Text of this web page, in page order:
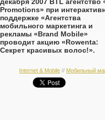
Promotions» при
поддержке «Агентства
мобильного маркетинга и
рекламы «Brand Mobile»
проводит акцию «Rowenta:
Секрет красивых волос!».
Internet & Mobile // Мобильный